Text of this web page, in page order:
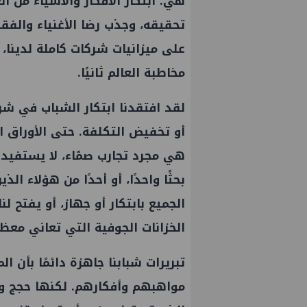
تحقيقه، وجذب رضا الأغنياء
على ميزانيات شركات كاملة
مخاطبة العالم ثانيًا.
لقد افتقدنا ابتكار الشباب في
أو تخفيض التكلفة. حتى
هي مجرد تجارب صمّاء، لا
بحثًا واحدًا، أو أحدًا من هؤلاء
الجميع بابتكار أو جهاز، أو
الخزانات الجوفية التي تعاني
تبريرات شبابنا جاهزة دائمًا
مواهبهم وأفكارهم. لكنها حجج